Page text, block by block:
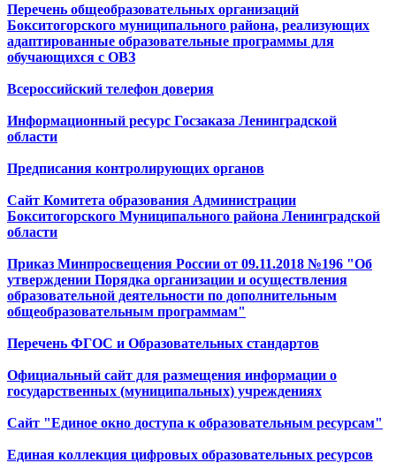
Перечень общеобразовательных организаций
Бокситогорского муниципального района, реализующих
адаптированные образовательные программы для
обучающихся с ОВЗ
Всероссийский телефон доверия
Информационный ресурс Госзаказа Ленинградской
области
Предписания контролирующих органов
Сайт Комитета образования Администрации
Бокситогорского Муниципального района Ленинградской
области
Приказ Минпросвещения России от 09.11.2018 №196 "Об
утверждении Порядка организации и осуществления
образовательной деятельности по дополнительным
общеобразовательным программам"
Перечень ФГОС и Образовательных стандартов
Официальный сайт для размещения информации о
государственных (муниципальных) учреждениях
Сайт "Единое окно доступа к образовательным ресурсам"
Единая коллекция цифровых образовательных ресурсов